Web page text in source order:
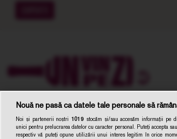
Nouă ne pasă ca datele tale personale să
Noi și partenerii noștri 1019 stocăm și/sau accesăm informații pe
unici pentru prelucrarea datelor cu caracter personal. Puteți accepta
respectiv vă puteți opune utilizării unui interes legitim în orice